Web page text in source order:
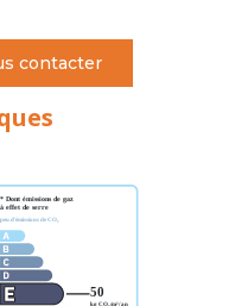
contacter